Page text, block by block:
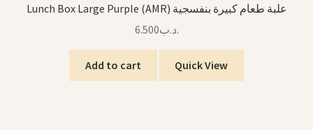
Lunch Box Large Purple (AMR) علبة طعام كبيرة بنفسجية
.د.ب6.500
Add to cart Quick View